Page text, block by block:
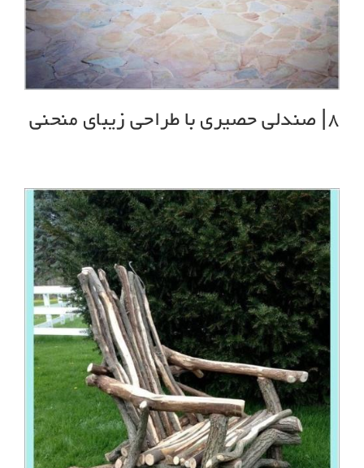
8| صندلی حصیری با طراحی زیبای منحنی